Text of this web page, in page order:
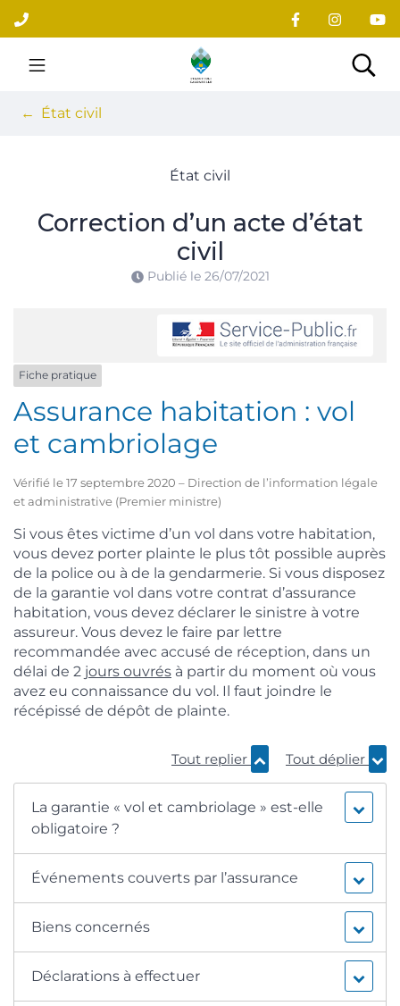
Aller
au
contenu
Site officiel du village
État civil
État civil
Correction d’un acte d’état
civil
Publié le 26/07/2021
Fiche pratique
Assurance habitation : vol
et cambriolage
Vérifié le 17 septembre 2020 – Direction de l’information légale
et administrative (Premier ministre)
Si vous êtes victime d’un vol dans votre habitation,
vous devez porter plainte le plus tôt possible auprès
de la police ou à de la gendarmerie. Si vous disposez
de la garantie vol dans votre contrat d’assurance
habitation, vous devez déclarer le sinistre à votre
assureur. Vous devez le faire par lettre
recommandée avec accusé de réception, dans un
délai de 2 jours ouvrés à partir du moment où vous
avez eu connaissance du vol. Il faut joindre le
récépissé de dépôt de plainte.
Tout replier Tout déplier
La garantie « vol et cambriolage » est-elle
obligatoire ?
Événements couverts par l’assurance
Biens concernés
Déclarations à effectuer